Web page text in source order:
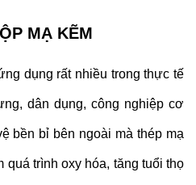
MẠ KẼM
dụng rất nhiều trong thực tế
dân dụng, công nghiệp cơ
bền bỉ bên ngoài mà thép mạ
quá trình oxy hóa, tăng tuổi thọ